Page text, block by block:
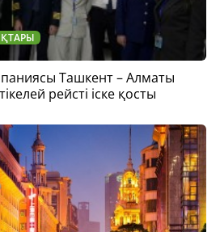
Ташкент – Алматы
рейсті іске қосты